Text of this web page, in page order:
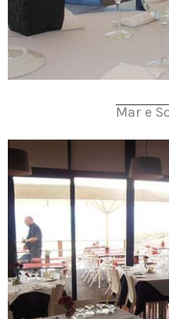
Mar e